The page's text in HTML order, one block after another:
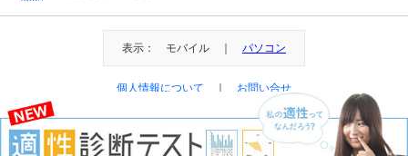
表示： モバイル ｜ パソコン
個人情報について お問い合せ
＠Eibi Tsushin All Right Reserved.